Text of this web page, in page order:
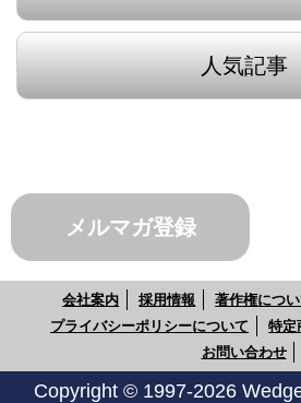
人気記事
メルマガ登録
会社案内 採用情報 著作権につ
プライバシーポリシーについて
特定
お問い合わせ
Copyright © 1997-2026